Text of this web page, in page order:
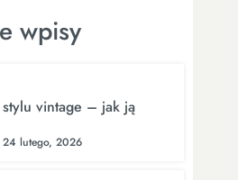
wpisy
stylu vintage – jak ją
24 lutego, 2026